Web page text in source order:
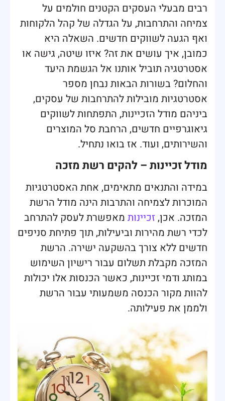
רבים מבעלי העסקים הקטנים חולמים על
צמיחה והתרחבות, על הגדלה של קהל הלקוחות
ואף הגעה לשווקים חדשים. השאלה היא
כמובן, איך עושים את זה? איזו שיטה, גישה או
אסטרטגיה תוביל אותנו אל הגשמת היעד
והחלום? בשורות הבאות נבחן מספר
אסטרטגיות מובילות להתרחבות של עסקים,
ביניהם מודל הזכיינות, התפתחות לשווקים
גיאוגרפיים חדשים, הרחבת סל המוצרים
והשירותים, ועוד. אז בואו נתחיל.
מודל זכיינות – להקים רשת מזכה
במידה והתנאים מתאימים, אחת האסטרטגיות
המוכרות לצמיחה והתרבות הינה מודל הרשת
המזכה. אכן,זכיינות מאפשרת לעסק להתרחב
לכדי רשת מהירות וביעילות, תוך פתיחת סניפים
חדשים ללא צורך בהשקעה ישירה. הרשת
המזכה מקבלת תשלום עבור רישיון השימוש
במותג ודמי זכיינות, כאשר הכנסות אלו יכולות
להוות מקור הכנסה משמעותי עבור הרשת
ולממן את פעילותה.